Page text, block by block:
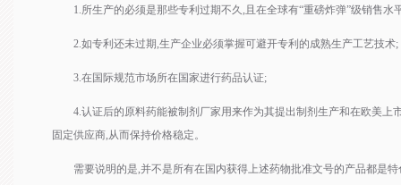
1.所生产的必须是那些专利过期不久,且在全球有“重磅炸弹”级销售水
2.如专利还未过期,生产企业必须掌握可避开专利的成熟生产工艺技术;
3.在国际规范市场所在国家进行药品认证;
4.认证后的原料药能被制剂厂家用来作为其提出制剂生产和在欧美上
固定供应商,从而保持价格稳定。
需要说明的是,并不是所有在国内获得上述药物批准文号的产品都是特